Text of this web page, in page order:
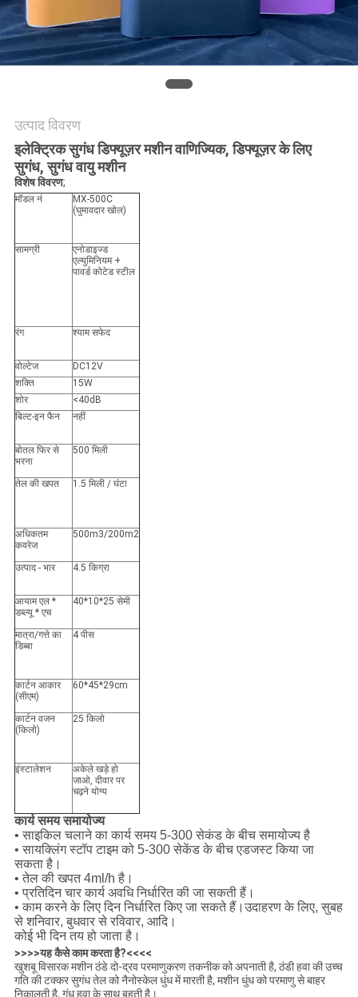
PRIVACY
POLICY
उत्पाद विवरण
इलेक्ट्रिक सुगंध डिफ्यूज़र मशीन वाणिज्यिक, डिफ्यूज़र के लिए
सुगंध, सुगंध वायु मशीन
विशेष विवरण;
मॉडल नं
MX-500C
(घुमावदार खोल)
सामग्री
एनोडाइज्ड
एल्युमिनियम +
पावर्ड कोटेड स्टील
रंग श्याम सफेद
वोल्टेज
DC12V
शक्ति
15W
शोर
<40dB
बिल्ट-इन फैन
नहीं
बोतल फिर से
भरना
500 मिली
तेल की खपत 1.5 मिली / घंटा
अधिकतम
कवरेज
500m3/200m2
उत्पाद - भार 4.5 किग्रा
आयाम एल *
डब्ल्यू * एच
40*10*25 सेमी
मात्रा/गत्ते का
डिब्बा
4 पीस
कार्टन आकार
(सीएम)
60*45*29cm
कार्टन वजन
(किलो)
25 किलो
इंस्टालेशन
अकेले खड़े हो
जाओ, दीवार पर
चढ़ने योग्य
कार्य समय समायोज्य
• साइकिल चलाने का कार्य समय 5-300 सेकंड के बीच समायोज्य है
• सायक्लिंग स्टॉप टाइम को 5-300 सेकेंड के बीच एडजस्ट किया जा
सकता है।
• तेल की खपत 4ml/h है।
• प्रतिदिन चार कार्य अवधि निर्धारित की जा सकती हैं।
• काम करने के लिए दिन निर्धारित किए जा सकते हैं।उदाहरण के लिए, सुबह
से शनिवार, बुधवार से रविवार, आदि।
कोई भी दिन तय हो जाता है।
>>>>यह कैसे काम करता है?<<<<
खुशबू विसारक मशीन ठंडे दो-द्रव परमाणुकरण तकनीक को अपनाती है, ठंडी हवा की उच्च
गति की टक्कर सुगंध तेल को नैनोस्केल धुंध में मारती है, मशीन धुंध को परमाणु से बाहर
निकालती है, गंध हवा के साथ बहती है।